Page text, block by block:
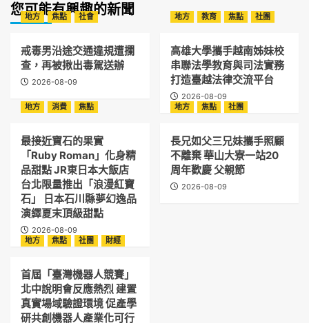
您可能有興趣的新聞
地方 焦點 社會
戒毒男沿途交通違規遭攔
查，再被揪出毒駕送辦
2026-08-09
地方 教育 焦點 社團
高雄大學攜手越南姊妹校
串聯法學教育與司法實務
打造臺越法律交流平台
2026-08-09
地方
消費 焦點
最接近寶石的果實
「Ruby Roman」化身精
品甜點 JR東日本大飯店
台北限量推出「浪漫紅寶
石」 日本石川縣夢幻逸品
演繹夏末頂級甜點
2026-08-09
地方 焦點 社團
長兄如父三兄妹攜手照顧
不離棄 華山大寮一站20
周年歡慶 父親節
2026-08-09
地方 焦點 社團 財經
首屆「臺灣機器人競賽」
北中說明會反應熱烈 建置
真實場域驗證環境 促產學
研共創機器人產業化可行